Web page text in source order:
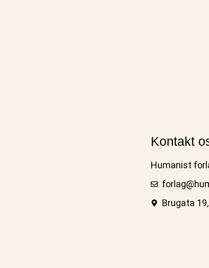
Kontakt
Humanist
Brugata